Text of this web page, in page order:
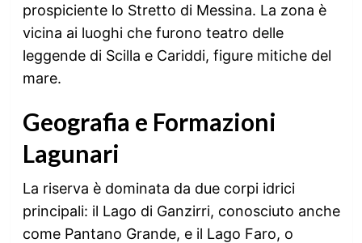
prospiciente lo Stretto di Messina. La zona è
vicina ai luoghi che furono teatro delle
leggende di Scilla e Cariddi, figure mitiche del
mare.
Geografia e Formazioni
Lagunari
La riserva è dominata da due corpi idrici
principali: il Lago di Ganzirri, conosciuto anche
come Pantano Grande, e il Lago Faro, o